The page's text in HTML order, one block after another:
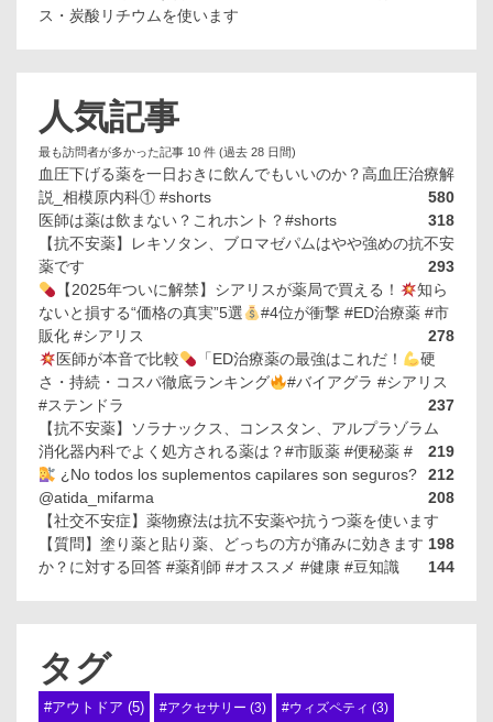
ス・炭酸リチウムを使います
人気記事
最も訪問者が多かった記事 10 件 (過去 28 日間)
血圧下げる薬を一日おきに飲んでもいいのか？高血圧治療解
説_相模原内科① #shorts
580
医師は薬は飲まない？これホント？#shorts
318
【抗不安薬】レキソタン、ブロマゼパムはやや強めの抗不安
薬です
293
【2025年ついに解禁】シアリスが薬局で買える！
知ら
ないと損する“価格の真実”5選
#4位が衝撃 #ED治療薬 #市
販化 #シアリス
278
医師が本音で比較
「ED治療薬の最強はこれだ！
硬
さ・持続・コスパ徹底ランキング
#バイアグラ #シアリス
#ステンドラ
237
【抗不安薬】ソラナックス、コンスタン、アルプラゾラム
219
消化器内科でよく処方される薬は？#市販薬 #便秘薬 #
212
¿No todos los suplementos capilares son seguros?
@atida_mifarma
208
【社交不安症】薬物療法は抗不安薬や抗うつ薬を使います
198
【質問】塗り薬と貼り薬、どっちの方が痛みに効きます
か？に対する回答 #薬剤師 #オススメ #健康 #豆知識
144
タグ
#アウトドア (5) #アクセサリー (3) #ウィズペティ (3)